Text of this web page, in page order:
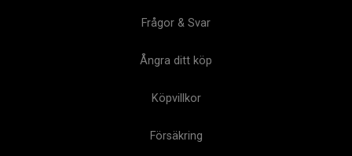
Frågor & Svar
Ångra ditt köp
Köpvillkor
Försäkring